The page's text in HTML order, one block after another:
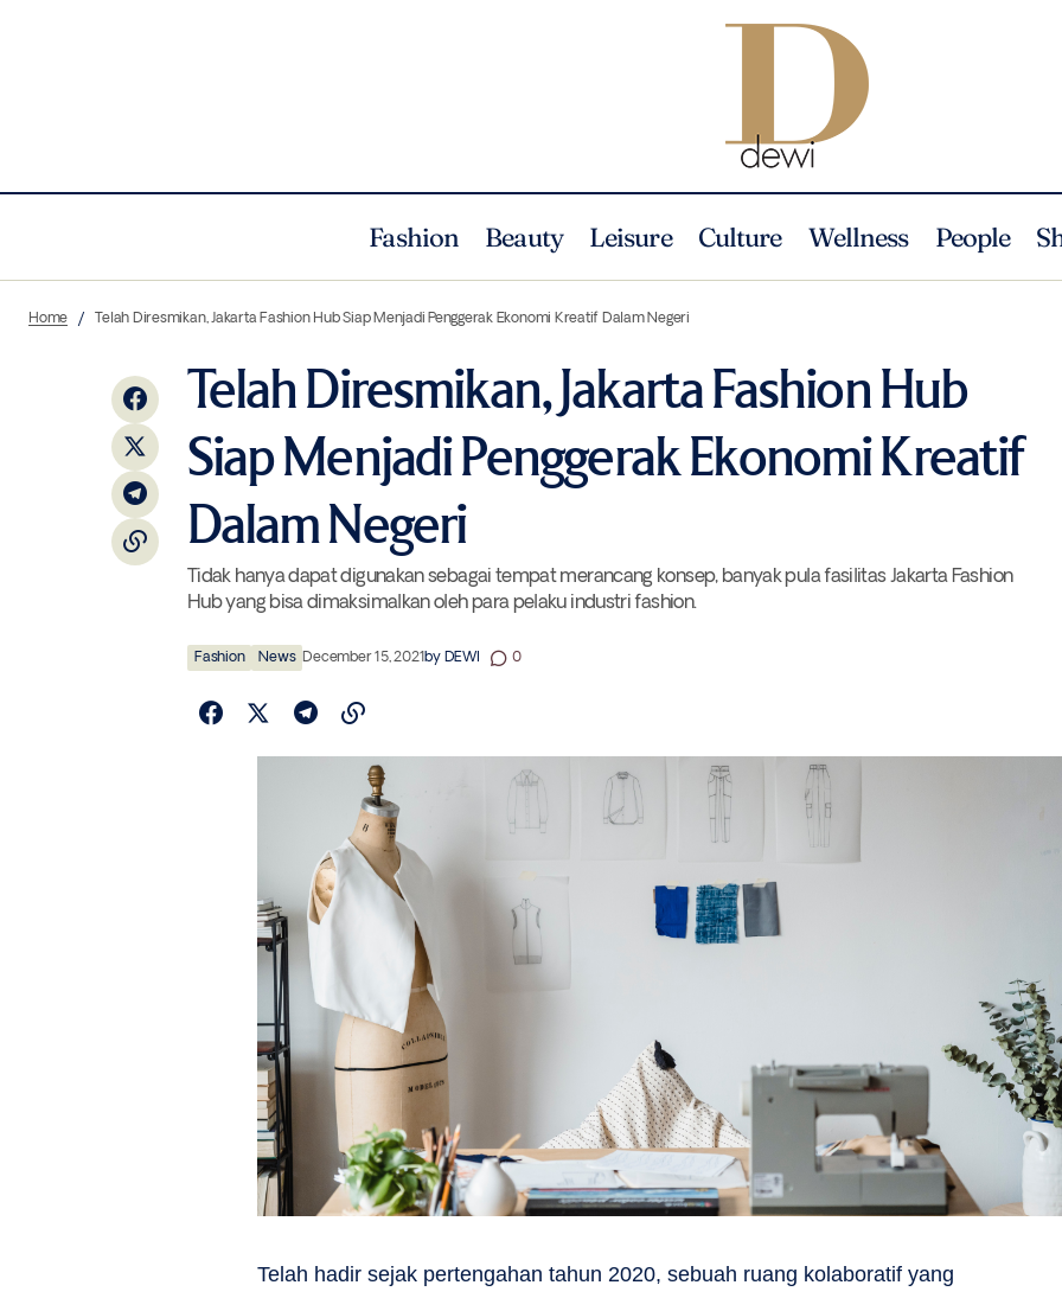
Fashion Beauty Leisure Culture Wellness People
Bvlgari Hadirkan Rilisan Parfum
Personalisasi Bertajuk Allegra
Fashion News Telah Diresmikan, Jakarta Fashion Hub Siap Menjadi Penggerak Ekonomi
Home Telah Diresmikan, Jakarta Fashion Hub Siap Menjadi Penggerak Ekonomi Kreatif Dalam Negeri
Telah Diresmikan, Jakarta Fashion Hub
Siap Menjadi Penggerak Ekonomi Kreatif
Dalam Negeri
Tidak hanya dapat digunakan sebagai tempat merancang konsep, banyak pula fasilitas Jakarta Fashion
Hub yang bisa dimaksimalkan oleh para pelaku industri fashion.
Fashion News December 15, 2021by DEWI 0
Telah hadir sejak pertengahan tahun 2020, sebuah ruang kolaboratif yang